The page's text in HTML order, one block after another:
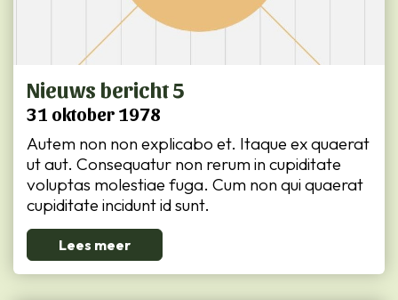
Nieuws bericht 5
31 oktober 1978
Autem non non explicabo et. Itaque ex quaerat
ut aut. Consequatur non rerum in cupiditate
voluptas molestiae fuga. Cum non qui quaerat
cupiditate incidunt id sunt.
Lees meer